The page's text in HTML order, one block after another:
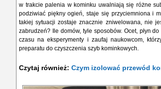
w trakcie palenia w kominku uwalniają się różne
podziwiać piękny ogień, staje się przyciemniona i
takiej sytuacji zostaje znacznie zniwelowana, nie
zabrudzeń? Ile domów, tyle sposobów. Ocet, płyn
czasu na eksperymenty i zaufaj naukowcom,
preparatu do czyszczenia szyb kominkowych.
Czytaj również: Czym izolować przewód